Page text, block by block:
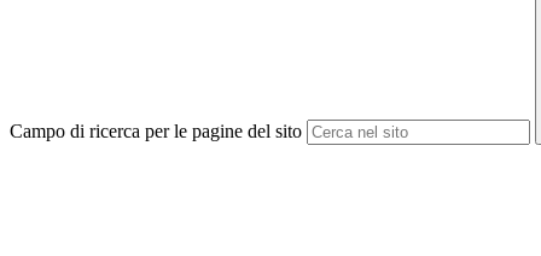
Campo di ricerca per le pagine del sito